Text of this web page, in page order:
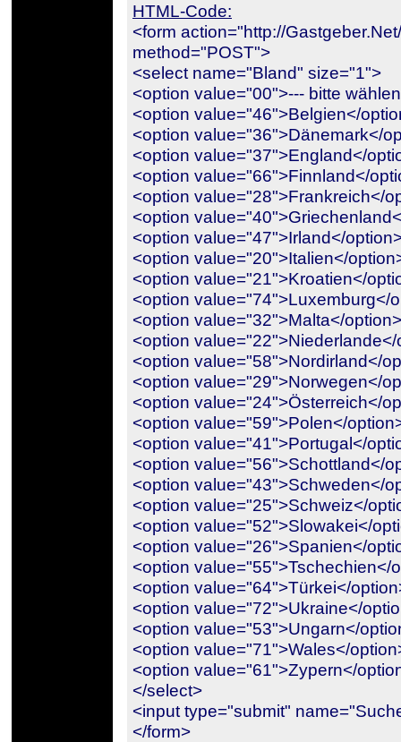
HTML-Code:
<form action="http://
method="POST">
<select name="Bland" size="1">
<option value="00">--- bitte
<option value="46">Belgien</
<option value="36">Dänemark</
<option value="37">England</
<option value="66">Finnland</
<option value="28">Frankreich</
<option
<option value="47">Irland</
<option value="20">Italien</
<option value="21">Kroatien</
<option value="74">Luxemburg</
<option value="32">Malta</option>
<option
<option value="58">Nordirland</
<option value="29">Norwegen</
<option value="24">Österreich</
<option value="59">Polen</
<option value="41">Portugal</
<option value="56">Schottland</
<option value="43">Schweden</
<option value="25">Schweiz</
<option value="52">Slowakei</
<option value="26">Spanien</
<option value="55">Tschechien</
<option value="64">Türkei</
<option value="72">Ukraine</
<option value="53">Ungarn</
<option value="71">Wales</
<option value="61">Zypern</
</select>
<input type="submit"
</form>